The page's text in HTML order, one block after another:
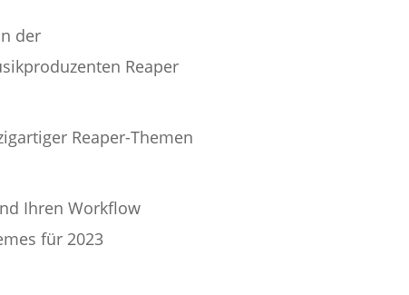
der
Reaper
Reaper-Themen
Ihren Workflow
für 2023